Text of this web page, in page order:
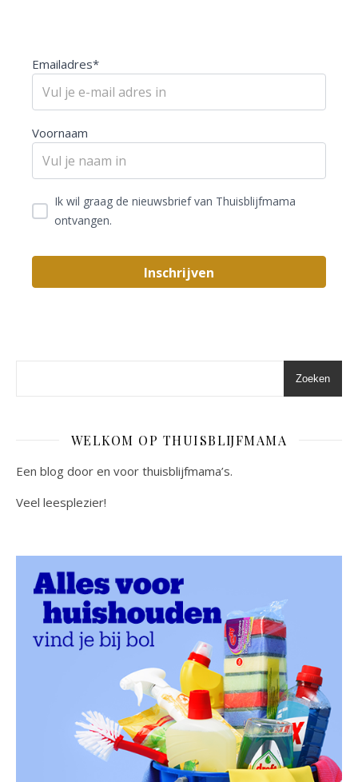
Emailadres*
Voornaam
Ik wil graag de nieuwsbrief van Thuisblijfmama
ontvangen.
Zoeken
WELKOM OP THUISBLIJFMAMA
Een blog door en voor thuisblijfmama’s.
Veel leesplezier!